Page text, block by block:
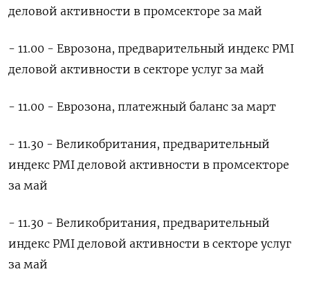
деловой активности в промсекторе за май
- 11.00 - Еврозона, предварительный индекс PMI
деловой активности в секторе услуг за май
- 11.00 - Еврозона, платежный баланс за март
- 11.30 - Великобритания, предварительный
индекс PMI деловой активности в промсекторе
за май
- 11.30 - Великобритания, предварительный
индекс PMI деловой активности в секторе услуг
за май